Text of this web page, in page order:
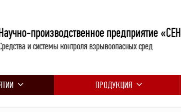
производственное предприятие
и системы контроля взрывоопасных сред
ПРОДУКЦИЯ